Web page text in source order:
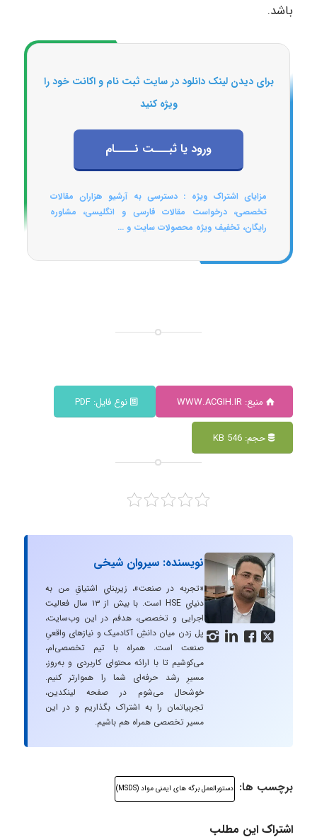
باشد.
برای دیدن لینک دانلود در سایت ثبت نام و اکانت خود را
ویژه کنید
ورود یا ثبـــت نــــام
مزایای اشتراک ویژه : دسترسی به آرشیو هزاران مقالات
تخصصی، درخواست مقالات فارسی و انگلیسی، مشاوره
رایگان، تخفیف ویژه محصولات سایت و ...
منبع: WWW.ACGIH.IR نوع فایل: PDF
حجم: 546 KB
   
نویسنده: سیروان شیخی
«تجربه در صنعت»، زیربنایِ اشتیاقِ من به
دنیایِ HSE است. با بیش از ۱۳ سال فعالیت
اجرایی و تخصصی، هدفم در این وب‌سایت،
پل زدن میان دانشِ آکادمیک و نیازهای واقعیِ
صنعت است. همراه با تیم تخصصی‌ام،
می‌کوشیم تا با ارائه محتوای کاربردی و به‌روز،
مسیرِ رشد حرفه‌ای شما را هموارتر کنیم.
خوشحال می‌شوم در صفحه لینکدین،
تجربیاتمان را به اشتراک بگذاریم و در این
مسیر تخصصی همراه هم باشیم.
برچسب ها: دستورالعمل برگه های ایمنی مواد (MSDS)
اشتراک این مطلب